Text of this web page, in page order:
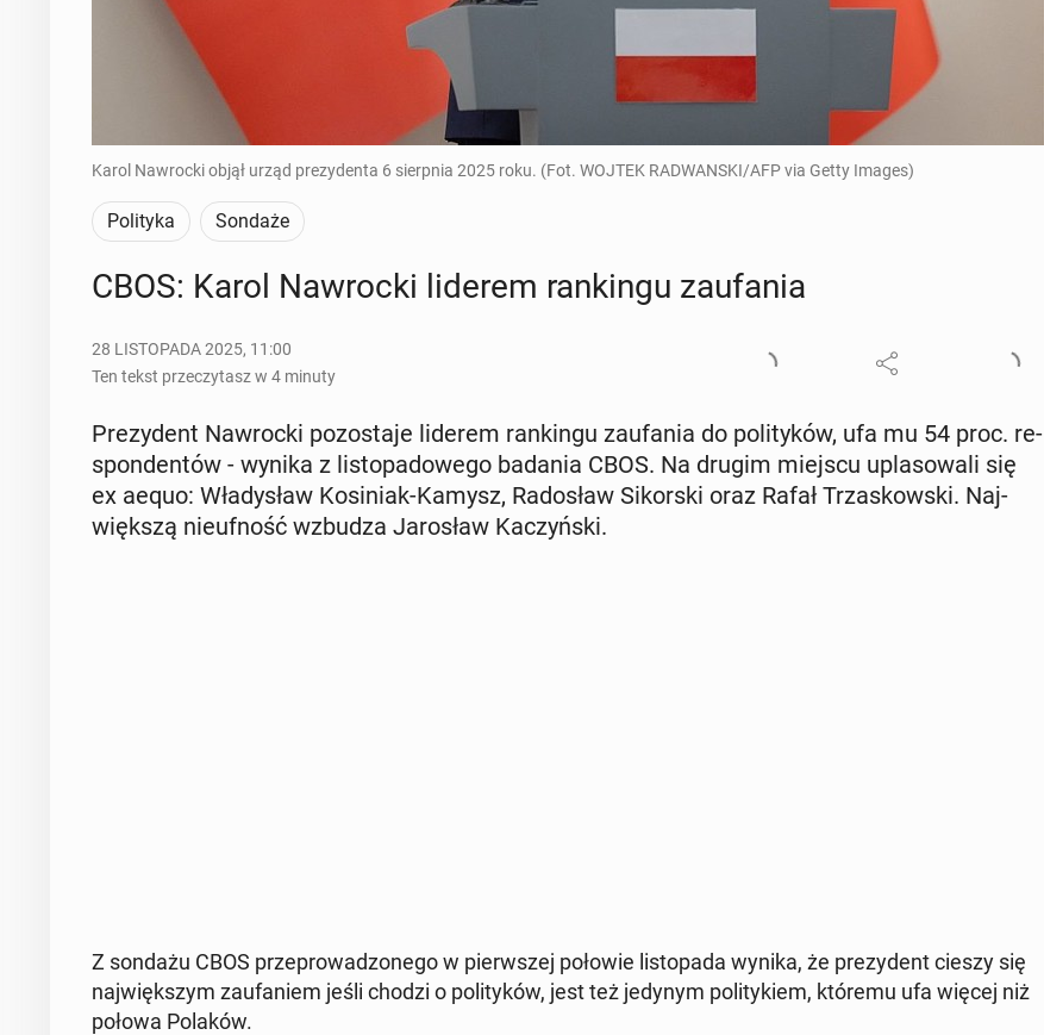
Karol Nawrocki objął urząd prezydenta 6 sierpnia 2025 roku. (Fot. WOJTEK RADWANSKI/AFP via Getty Images)
Polityka Sondaże
CBOS: Karol Na­wroc­ki liderem ran­kin­gu za­ufa­nia
28 LISTOPADA 2025, 11:00
Ten tekst przeczytasz w 4 minuty
Pre­zy­dent Na­wroc­ki po­zo­sta­je liderem ran­kin­gu za­ufa­nia do po­li­ty­ków, ufa mu 54 proc. re­
spon­den­tów - wynika z li­sto­pa­do­we­go badania CBOS. Na drugim miejscu upla­so­wa­li się
ex aequo: Wła­dy­sław Ko­si­niak-Kamysz, Ra­do­sław Si­kor­ski oraz Rafał Trza­skow­ski. Naj­
więk­szą nie­uf­ność wzbudza Ja­ro­sław Ka­czyń­ski.
Z sondażu CBOS prze­pro­wa­dzo­ne­go w pierw­szej połowie li­sto­pa­da wynika, że pre­zy­dent cieszy się
naj­więk­szym za­ufa­niem jeśli chodzi o po­li­ty­ków, jest też jedynym po­li­ty­kiem, któremu ufa więcej niż
połowa Polaków.